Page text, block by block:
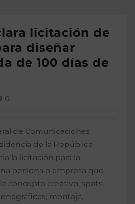
licitación de
diseñar
de 100 días de
0
de Comunicaciones
de la República
la licitación para la
persona o empresa que
concepto creativo, spots
montaje,